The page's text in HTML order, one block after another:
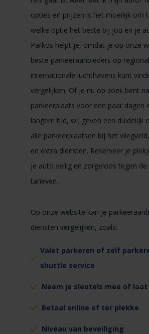
opties en prijzen is het moeilijk om
welke optie het beste bij jou en je
Parkos helpt je, omdat je op onze
beste parkeeraanbieders op
internationale luchthavens kunt
vergelijken. Of je nu op zoek bent
parkeerplaats voor een paar dagen
langere tijd, wij geven een duidelijk
alle parkeerplaatsen bij het
en extra diensten. Reserveer je
je auto veilig en zorgeloos tegen de
tarieven.
Op onze website kan je
diensten vergelijken, zoals:
Valet parkeren of zelf
shuttle service
Neem je sleutels mee of
Betaal online of ter plekke
Niveau van beveiliging